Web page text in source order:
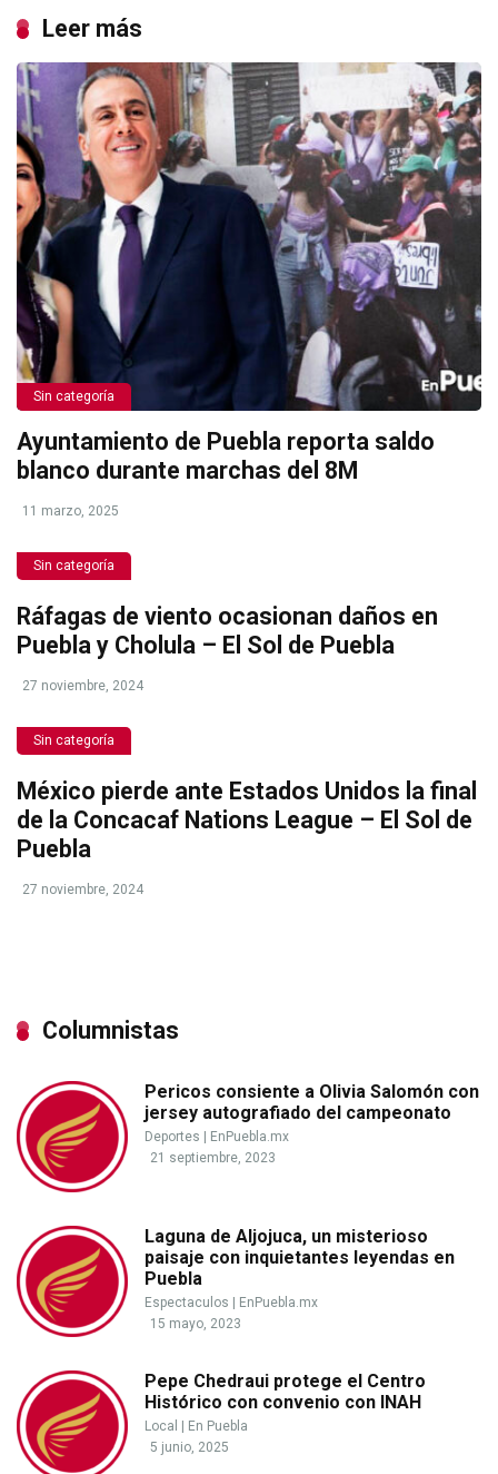
Leer más
Sin categoría
Ayuntamiento de Puebla reporta saldo
blanco durante marchas del 8M
11 marzo, 2025
Sin categoría
Ráfagas de viento ocasionan daños en
Puebla y Cholula – El Sol de Puebla
27 noviembre, 2024
Sin categoría
México pierde ante Estados Unidos la final
de la Concacaf Nations League – El Sol de
Puebla
27 noviembre, 2024
Columnistas
Pericos consiente a Olivia Salomón con
jersey autografiado del campeonato
Deportes
EnPuebla.mx
21 septiembre, 2023
Laguna de Aljojuca, un misterioso
paisaje con inquietantes leyendas en
Puebla
Espectaculos
EnPuebla.mx
15 mayo, 2023
Pepe Chedraui protege el Centro
Histórico con convenio con INAH
Local
En Puebla
5 junio, 2025